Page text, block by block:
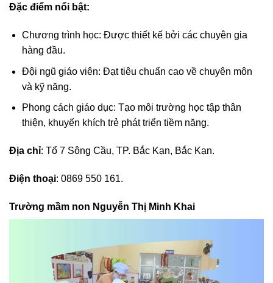
Đặc điểm nổi bật:
Chương trình học: Được thiết kế bởi các chuyên gia
hàng đầu.
Đội ngũ giáo viên: Đạt tiêu chuẩn cao về chuyên môn
và kỹ năng.
Phong cách giáo dục: Tạo môi trường học tập thân
thiện, khuyến khích trẻ phát triển tiềm năng.
Địa chỉ: Tổ 7 Sông Cầu, TP. Bắc Kạn, Bắc Kạn.
Điện thoại: 0869 550 161.
Trường mầm non Nguyễn Thị Minh Khai